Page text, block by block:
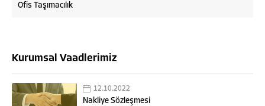
Ofis Taşımacılık
Kurumsal Vaadlerimiz
12.10.2022
Nakliye Sözleşmesi